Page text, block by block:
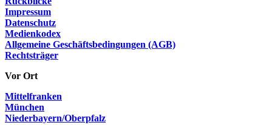
Impressum
Datenschutz
Medienkodex
Allgemeine Geschäftsbedingungen (AGB)
Rechtsträger
Vor Ort
Mittelfranken
München
Niederbayern/Oberpfalz